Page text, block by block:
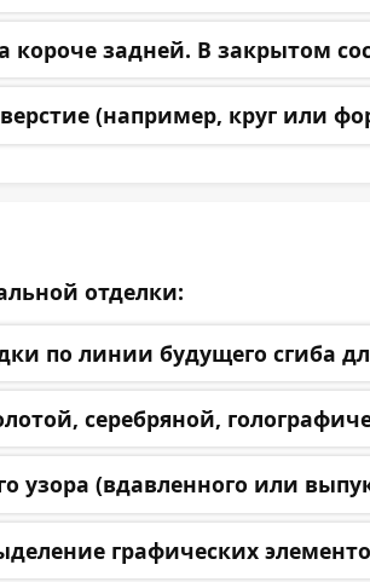
короче задней. В закрытом
(например, круг или
отделки:
по линии будущего сгиба
серебряной,
узора (вдавленного или
графических
данных